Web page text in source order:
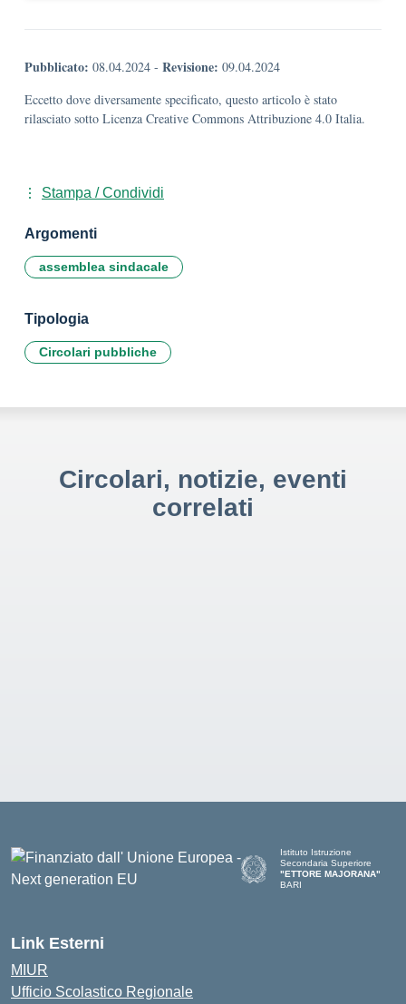
Pubblicato: 08.04.2024 - Revisione: 09.04.2024
Eccetto dove diversamente specificato, questo articolo è stato
rilasciato sotto Licenza Creative Commons Attribuzione 4.0 Italia.
Stampa / Condividi
Argomenti
assemblea sindacale
Tipologia
Circolari pubbliche
Circolari, notizie, eventi
correlati
Istituto Istruzione
Secondaria Superiore
"ETTORE MAJORANA"
BARI
Link Esterni
MIUR
Ufficio Scolastico Regionale